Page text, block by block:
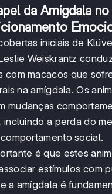
da Amígdala no
iniciais de
Weiskrantz
com macacos que
na amígdala. Os
mudanças
incluindo a perda do
social.
é que estes
estímulos com
a amígdala é